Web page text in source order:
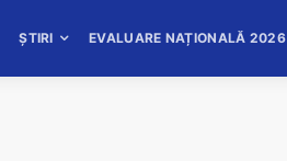
ȘTIRI EVALUARE NAȚIONALĂ 2026